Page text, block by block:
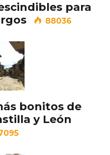
para
88036
bonitos de
y León
Santa en Rueda